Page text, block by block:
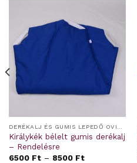
Királykék bélelt gumis derékalj
– Rendelésre
6500 Ft– 8500 Ft